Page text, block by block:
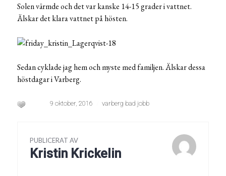
Solen värmde och det var kanske 14-15 grader i vattnet.
Älskar det klara vattnet på hösten.
Sedan cyklade jag hem och myste med familjen. Älskar dessa
höstdagar i Varberg.
9 oktober, 2016 varberg bad jobb
PUBLICERAT AV
Kristin Krickelin